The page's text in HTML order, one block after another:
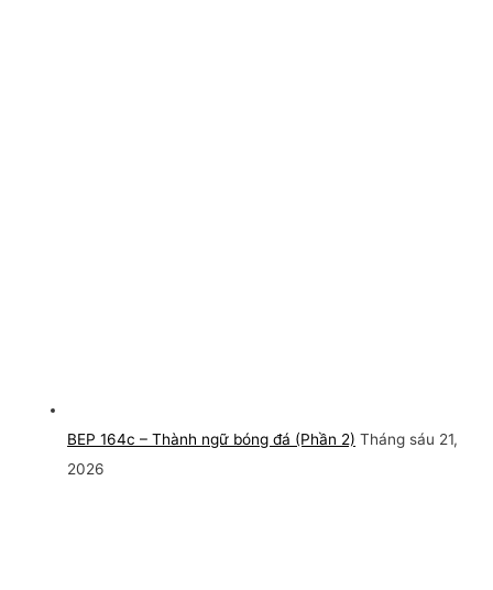
BEP 164c – Thành ngữ bóng đá (Phần 2) Tháng sáu 21,
2026